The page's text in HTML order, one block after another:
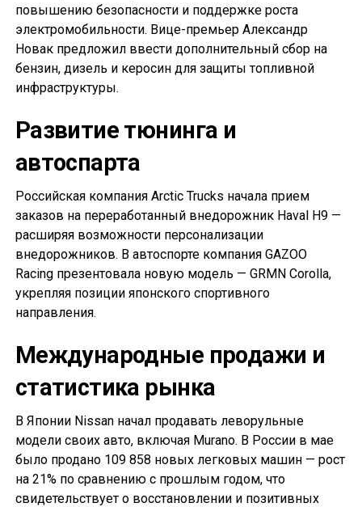
повышению безопасности и поддержке роста
электромобильности. Вице-премьер Александр
Новак предложил ввести дополнительный сбор на
бензин, дизель и керосин для защиты топливной
инфраструктуры.
Развитие тюнинга и
автоспарта
Российская компания Arctic Trucks начала прием
заказов на переработанный внедорожник Haval H9 —
расширяя возможности персонализации
внедорожников. В автоспорте компания GAZOO
Racing презентовала новую модель — GRMN Corolla,
укрепляя позиции японского спортивного
направления.
Международные продажи и
статистика рынка
В Японии Nissan начал продавать леворульные
модели своих авто, включая Murano. В России в мае
было продано 109 858 новых легковых машин — рост
на 21% по сравнению с прошлым годом, что
свидетельствует о восстановлении и позитивных